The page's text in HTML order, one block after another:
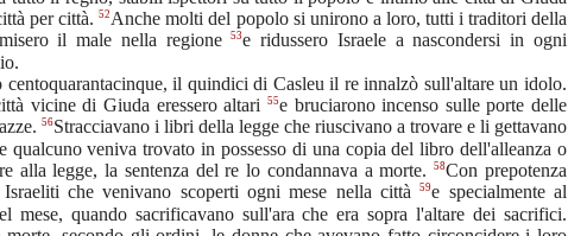
per città.52Anche molti del popolo si unirono a loro, tutti i traditori della
il male nella regione53e ridussero Israele a nascondersi in ogni
centoquarantacinque, il quindici di Casleu il re innalzò sull'altare un idolo.
vicine di Giuda eressero altari
55e bruciarono incenso sulle porte delle
56Stracciavano i libri della legge che riuscivano a trovare e li gettavano
qualcuno veniva trovato in possesso di una copia del libro dell'alleanza o
alla legge, la sentenza del re lo condannava a morte.58Con prepotenza
che venivano scoperti ogni mese nella città59e specialmente al
mese, quando sacrificavano sull'ara che era sopra l'altare dei sacrifici.